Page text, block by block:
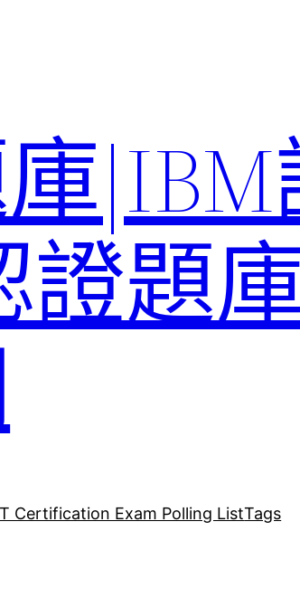
題
Certification Exam Polling ListTags